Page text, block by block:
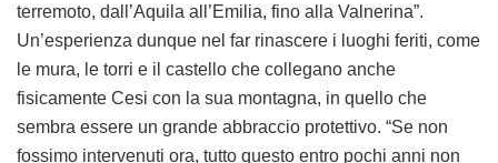
terremoto, dall’Aquila all’Emilia, fino alla Valnerina”.
Un’esperienza dunque nel far rinascere i luoghi feriti, come
le mura, le torri e il castello che collegano anche
fisicamente Cesi con la sua montagna, in quello che
sembra essere un grande abbraccio protettivo. “Se non
fossimo intervenuti ora, tutto questo entro pochi anni non